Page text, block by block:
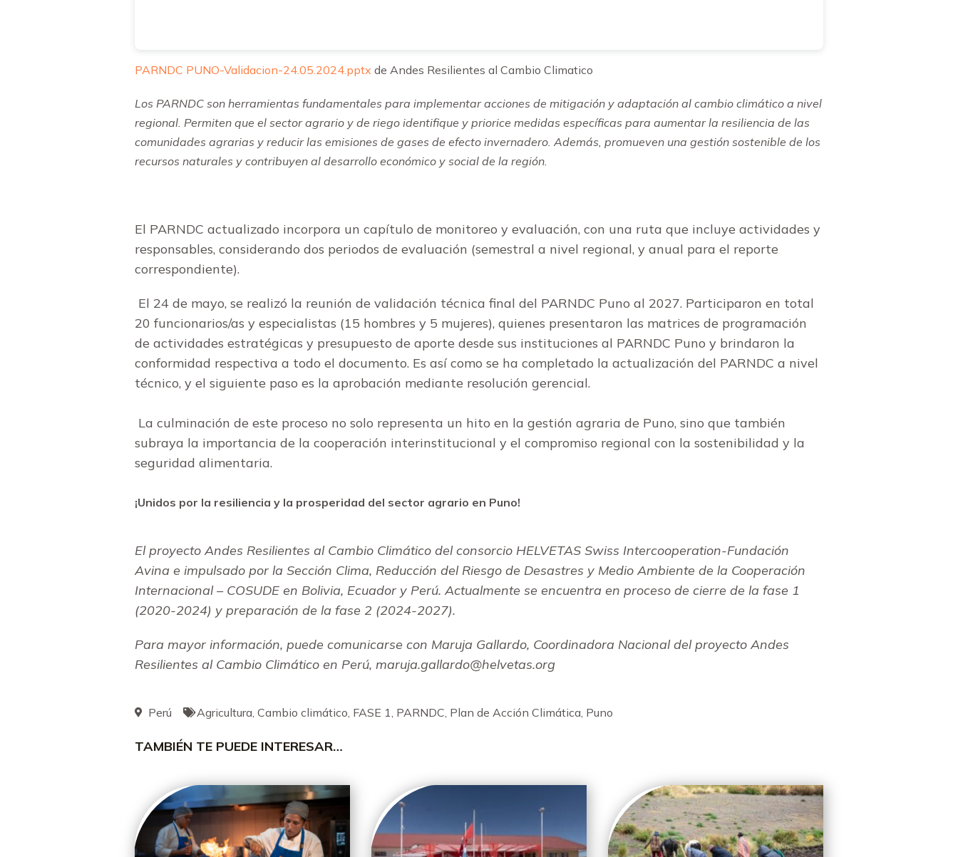
PARNDC PUNO-Validacion-24.05.2024.pptx de Andes Resilientes al Cambio Climatico
Los PARNDC son herramientas fundamentales para implementar acciones de mitigación y adaptación al cambio climático a nivel
regional. Permiten que el sector agrario y de riego identifique y priorice medidas específicas para aumentar la resiliencia de las
comunidades agrarias y reducir las emisiones de gases de efecto invernadero. Además, promueven una gestión sostenible de los
recursos naturales y contribuyen al desarrollo económico y social de la región.
El PARNDC actualizado incorpora un capítulo de monitoreo y evaluación, con una ruta que incluye actividades y
responsables, considerando dos periodos de evaluación (semestral a nivel regional, y anual para el reporte
correspondiente).
El 24 de mayo, se realizó la reunión de validación técnica final del PARNDC Puno al 2027. Participaron en total
20 funcionarios/as y especialistas (15 hombres y 5 mujeres), quienes presentaron las matrices de programación
de actividades estratégicas y presupuesto de aporte desde sus instituciones al PARNDC Puno y brindaron la
conformidad respectiva a todo el documento. Es así como se ha completado la actualización del PARNDC a nivel
técnico, y el siguiente paso es la aprobación mediante resolución gerencial.
La culminación de este proceso no solo representa un hito en la gestión agraria de Puno, sino que también
subraya la importancia de la cooperación interinstitucional y el compromiso regional con la sostenibilidad y la
seguridad alimentaria.
¡Unidos por la resiliencia y la prosperidad del sector agrario en Puno!
El proyecto Andes Resilientes al Cambio Climático del consorcio HELVETAS Swiss Intercooperation-Fundación
Avina e impulsado por la Sección Clima, Reducción del Riesgo de Desastres y Medio Ambiente de la Cooperación
Internacional – COSUDE en Bolivia, Ecuador y Perú. Actualmente se encuentra en proceso de cierre de la fase 1
(2020-2024) y preparación de la fase 2 (2024-2027).
Para mayor información, puede comunicarse con Maruja Gallardo, Coordinadora Nacional del proyecto Andes
Resilientes al Cambio Climático en Perú, maruja.gallardo@helvetas.org
Perú Agricultura, Cambio climático FASE 1 PARNDC Plan de Acción Climática, Puno
TAMBIÉN TE PUEDE INTERESAR…